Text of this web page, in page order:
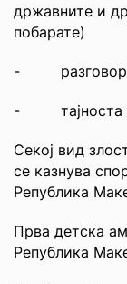
државните и
побарате)
-
- тајноста е
Секој вид
се казнува
Република
Прва детска
Република